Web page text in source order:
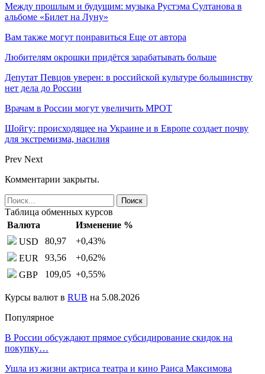
Между прошлым и будущим: музыка Рустэма Султанова в
альбоме «Билет на Луну»
Вам также могут понравиться Еще от автора
Любителям окрошки придётся зарабатывать больше
Депутат Певцов уверен: в российской культуре большинству
нет дела до России
Врачам в России могут увеличить МРОТ
Шойгу: происходящее на Украине и в Европе создает почву
для экстремизма, насилия
Prev Next
Комментарии закрыты.
Таблица обменных курсов
Валюта
Изменение %
USD
80,97 +0,43%
EUR
93,56 +0,62%
GBP
109,05 +0,55%
Курсы валют в RUB на 5.08.2026
Популярное
В России обсуждают прямое субсидирование скидок на
покупку…
Ушла из жизни актриса театра и кино Раиса Максимова